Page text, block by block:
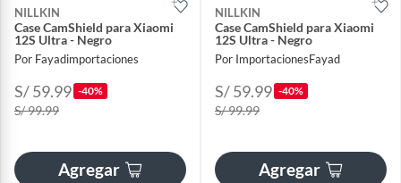
NILLKIN
Case CamShield para Xiaomi
12S Ultra - Negro
Por Fayadimportaciones
S/ 59.99 -40%
S/ 99.99
Agregar
NILLKIN
Case CamShield para Xiaomi
12S Ultra - Negro
Por ImportacionesFayad
S/ 59.99 -40%
S/ 99.99
Agregar